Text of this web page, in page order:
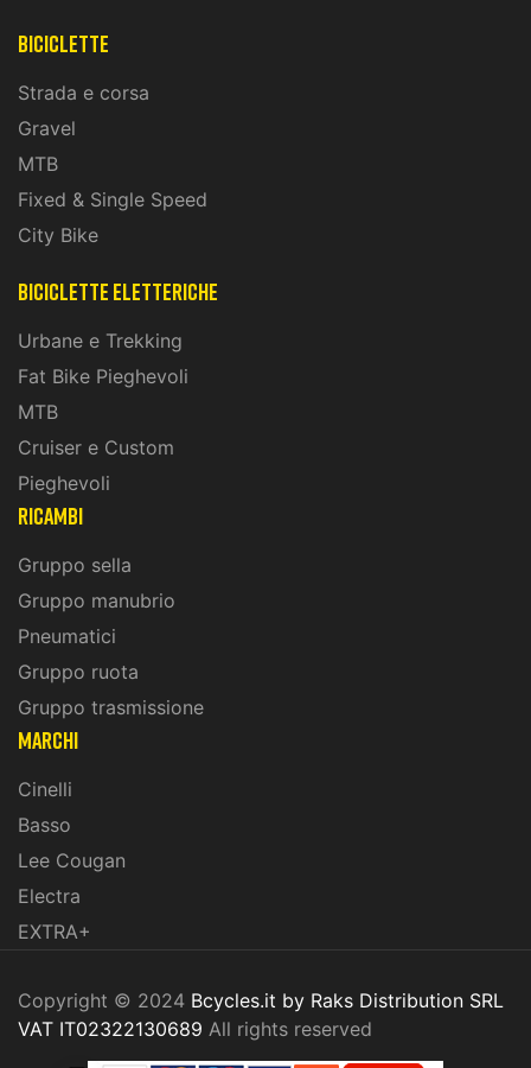
Biciclette
Strada e corsa
Gravel
MTB
Fixed & Single Speed
City Bike
biciclette eletteriche
Urbane e Trekking
Fat Bike Pieghevoli
MTB
Cruiser e Custom
Pieghevoli
ricambi
Gruppo sella
Gruppo manubrio
Pneumatici
Gruppo ruota
Gruppo trasmissione
marchi
Cinelli
Basso
Lee Cougan
Electra
EXTRA+
Copyright © 2024 Bcycles.it by Raks Distribution SRL
VAT IT02322130689 All rights reserved